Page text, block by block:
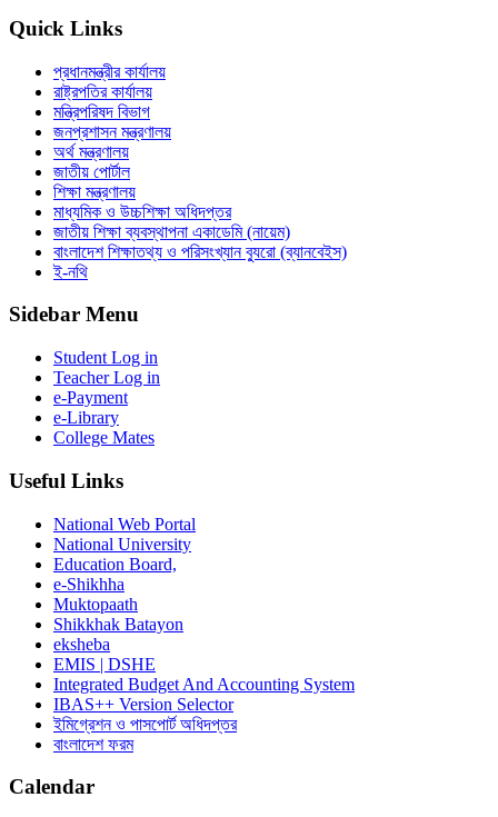
Quick Links
প্রধানমন্ত্রীর কার্যালয়
রাষ্ট্রপতির কার্যালয়
মন্ত্রিপরিষদ বিভাগ
জনপ্রশাসন মন্ত্রণালয়
অর্থ মন্ত্রণালয়
জাতীয় পোর্টাল
শিক্ষা মন্ত্রণালয়
মাধ্যমিক ও উচ্চশিক্ষা অধিদপ্তর
জাতীয় শিক্ষা ব্যবস্থাপনা একাডেমি (নায়েম)
বাংলাদেশ শিক্ষাতথ্য ও পরিসংখ্যান ব্যুরো (ব্যানবেইস)
ই-নথি
Sidebar Menu
Student Log in
Teacher Log in
e-Payment
e-Library
College Mates
Useful Links
National Web Portal
National University
Education Board,
e-Shikhha
Muktopaath
Shikkhak Batayon
eksheba
EMIS | DSHE
Integrated Budget And Accounting System
IBAS++ Version Selector
ইমিগ্রেশন ও পাসপোর্ট অধিদপ্তর
বাংলাদেশ ফরম
Calendar